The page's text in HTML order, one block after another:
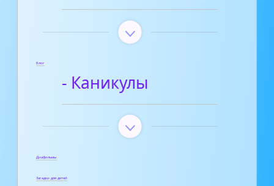
Блог
- Каникулы
Диафильмы
Загадки для детей